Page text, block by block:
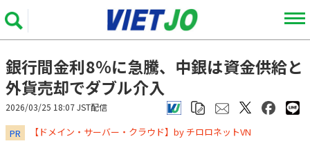
銀行間金利8％に急騰、中銀は資金供給と
外貨売却でダブル介入
2026/03/25 18:07 JST配信
PR ​​​​​​​【ドメイン・サーバー・クラウド】by チロロネットVN